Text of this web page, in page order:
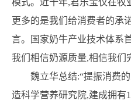
模式。近十年,君乐宝仅在牧
更多的是我们给消费者的承
言。国家奶牛产业技术体系
我们相信奶源质量,相信我们
魏立华总结:“提振消费
造科学营养研究院,建成拥有